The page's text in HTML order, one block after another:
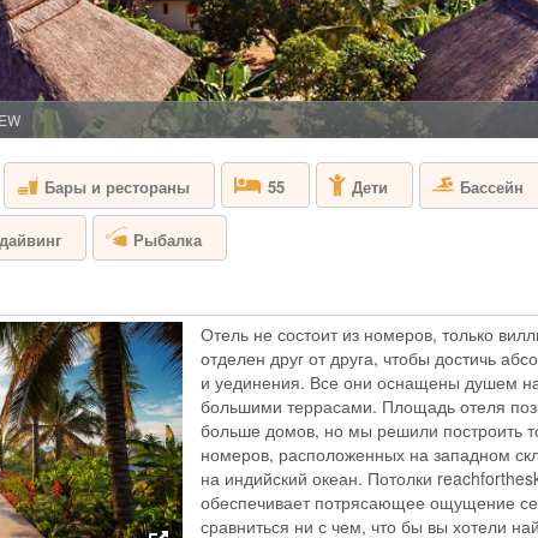
ТАНЗАНИЯ -
The Gold Zanzibar
с белоснежным
северо-западном
всяких сомнений,
67 изысканных
сады. Каждый
Hotel Riu Palace
белым песком и
себя как в
Занзибаре,
эксклюзивным
этого отеля в
MNEMBA
Бары и рестораны 55 Дети Бассейн
Рыбалка
Отель не состоит из номеров, только
отделен друг от друга, чтобы достичь
и уединения. Все они оснащены душем
большими террасами. Площадь отеля
больше домов, но мы решили построить
номеров, расположенных на западном
на индийский океан. Потолки
обеспечивает потрясающее ощущение
сравниться ни с чем, что бы вы хотели